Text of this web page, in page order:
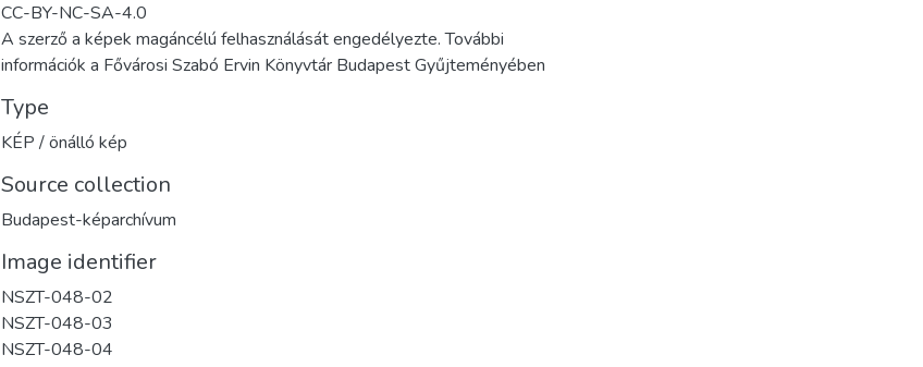
CC-BY-NC-SA-4.0
A szerző a képek magáncélú felhasználását engedélyezte. További
információk a Fővárosi Szabó Ervin Könyvtár Budapest Gyűjteményében
Type
KÉP / önálló kép
Source collection
Budapest-képarchívum
Image identifier
NSZT-048-02
NSZT-048-03
NSZT-048-04